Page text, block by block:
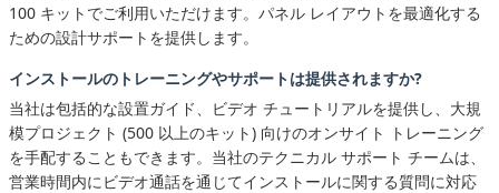
100 キットでご利用いただけます。パネル レイアウトを最適化する
ための設計サポートを提供します。
インストールのトレーニングやサポートは提供されますか?
当社は包括的な設置ガイド、ビデオ チュートリアルを提供し、大規
模プロジェクト (500 以上のキット) 向けのオンサイト トレーニング
を手配することもできます。当社のテクニカル サポート チームは、
営業時間内にビデオ通話を通じてインストールに関する質問に対応